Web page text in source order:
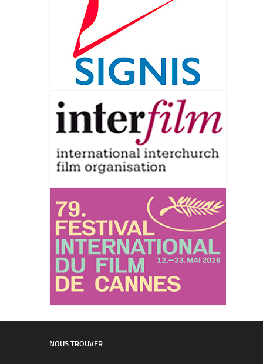
NOUS TROUVER